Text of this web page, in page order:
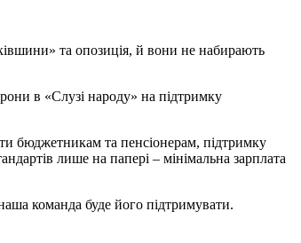
та опозиція, й вони не набирають
в «Слузі народу» на підтримку
бюджетникам та пенсіонерам, підтримку
лише на папері – мінімальна зарплата
команда буде його підтримувати.